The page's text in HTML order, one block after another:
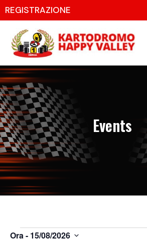
REGISTRAZIONE
Events
Ora - 15/08/2026